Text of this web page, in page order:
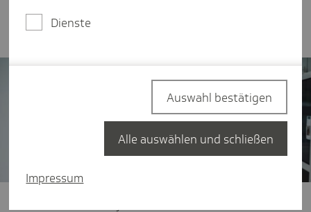
zusammengeschlossen.
Dienste
Impressum
Auswahl bestätigen
Alle auswählen und schließen